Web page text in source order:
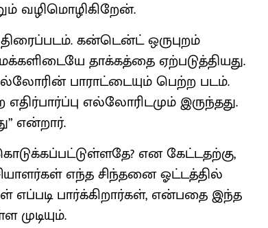
வழிமொழிகிறேன்.
கன்டென்ட் ஒருபுறம்
தாக்கத்தை ஏற்படுத்தியது.
பாராட்டையும் பெற்ற படம்.
எல்லோரிடமும் இருந்தது.
என்றார்.
என கேட்டதற்கு,
எந்த சிந்தனை ஓட்டத்தில்
பார்க்கிறார்கள், என்பதை இந்த
முடியும்.